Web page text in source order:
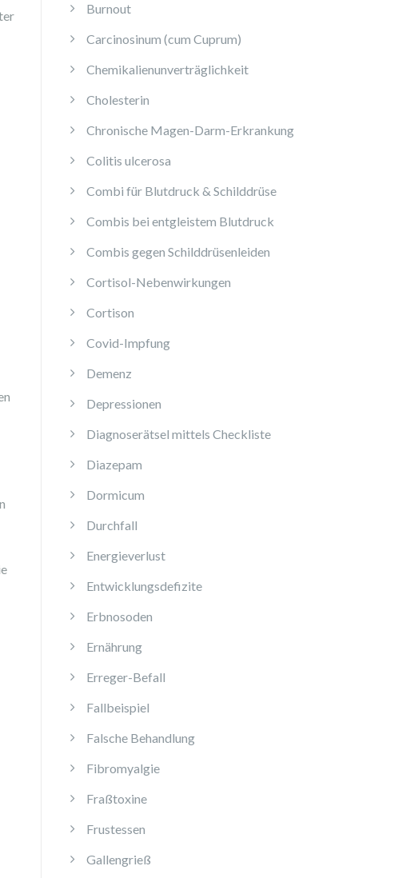
Burnout
Carcinosinum (cum Cuprum)
Chemikalienunverträglichkeit
Cholesterin
Chronische Magen-Darm-Erkrankung
Colitis ulcerosa
Combi für Blutdruck & Schilddrüse
Combis bei entgleistem Blutdruck
Combis gegen Schilddrüsenleiden
Cortisol-Nebenwirkungen
Cortison
Covid-Impfung
Demenz
Depressionen
Diagnoserätsel mittels Checkliste
Diazepam
Dormicum
Durchfall
Energieverlust
Entwicklungsdefizite
Erbnosoden
Ernährung
Erreger-Befall
Fallbeispiel
Falsche Behandlung
Fibromyalgie
Fraßtoxine
Frustessen
Gallengrieß